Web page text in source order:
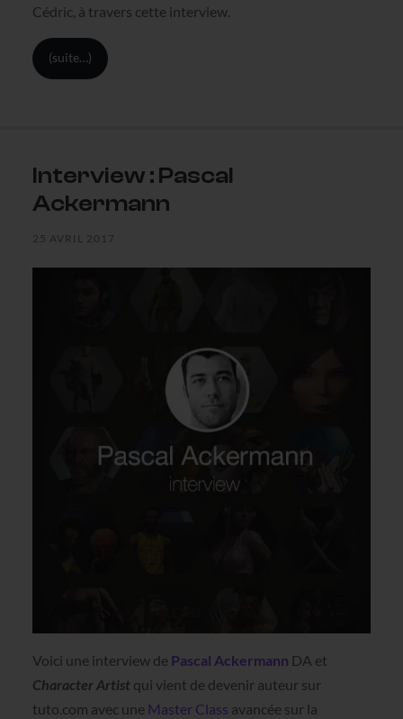
Cédric, à travers cette interview.
(suite…)
Interview : Pascal
Ackermann
25 AVRIL 2017
Voici une interview de Pascal Ackermann DA et
Character Artistqui vient de devenir auteur sur
tuto.com avec une Master Class avancée sur la